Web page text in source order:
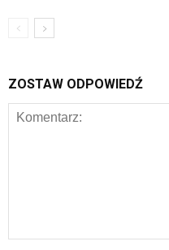
ZOSTAW ODPOWIEDŹ